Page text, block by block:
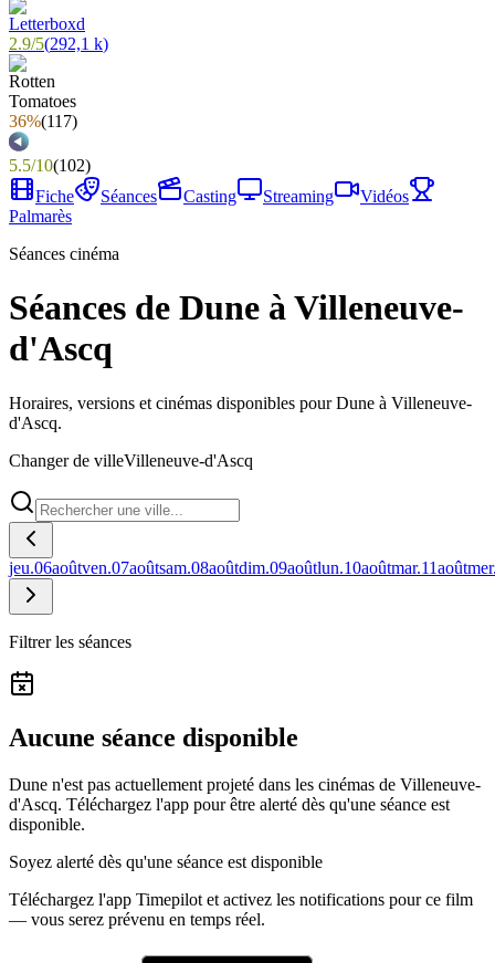
2.9/5(292,1 k)
36%(117)
5.5/10(102)
Fiche
Séances Casting Streaming
Vidéos
Palmarès
Séances cinéma
Séances de Dune à Villeneuve-
d'Ascq
Horaires, versions et cinémas disponibles pour Dune à Villeneuve-
d'Ascq.
Changer de villeVilleneuve-d'Ascq
jeu.06aoûtven.07aoûtsam.08aoûtdim.09aoûtlun.10aoûtmar.11août
Filtrer les séances
Aucune séance disponible
Dune n'est pas actuellement projeté dans les cinémas de Villeneuve-
d'Ascq. Téléchargez l'app pour être alerté dès qu'une séance est
disponible.
Soyez alerté dès qu'une séance est disponible
Téléchargez l'app Timepilot et activez les notifications pour ce film
— vous serez prévenu en temps réel.